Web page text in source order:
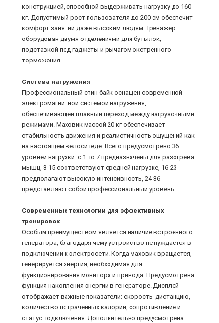
конструкцией, способной выдерживать нагрузку до 160
кг. Допустимый рост пользователя до 200 см обеспечит
комфорт занятий даже высоким людям. Тренажёр
оборудован двумя отделениями для бутылок,
подставкой под гаджеты и рычагом экстренного
торможения.
Система нагружения
Профессиональный спин байк оснащен современной
электромагнитной системой нагружения,
обеспечивающей плавный переход между нагрузочными
режимами. Маховик массой 20 кг обеспечивает
стабильность движения и реалистичность ощущений как
на настоящем велосипеде. Всего предусмотрено 36
уровней нагрузки: с 1 по 7 предназначены для разогрева
мышц, 8-15 соответствуют средней нагрузке, 16-23
предполагают высокую интенсивность, 24-36
представляют собой профессиональный уровень.
Современные технологии для эффективных
тренировок
Особым преимуществом является наличие встроенного
генератора, благодаря чему устройство не нуждается в
подключении к электросети. Когда маховик вращается,
генерируется энергия, необходимая для
функционирования монитора и привода. Предусмотрена
функция накопления энергии в генераторе. Дисплей
отображает важные показатели: скорость, дистанцию,
количество потраченных калорий, сопротивление и
статус подключения. Дополнительно предусмотрена